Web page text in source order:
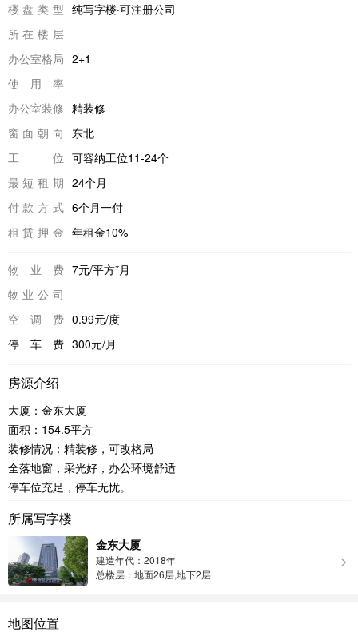
楼盘类型 纯写字楼·可注册公司
所在楼层
办公室格局 2+1
使用率 -
办公室装修 精装修
窗面朝向
东北
工位 可容纳工位11-24个
最短租期 24个月
付款方式 6个月一付
租赁押金 年租金10%
物业费 7元/平方*月
物业公司
空调费 0.99元/度
停车费 300元/月
房源介绍
大厦：金东大厦
面积：154.5平方
装修情况：精装修，可改格局
全落地窗，采光好，办公环境舒适
停车位充足，停车无忧。
所属写字楼
金东大厦
建造年代：2018年
总楼层：地面26层,地下2层
地图位置